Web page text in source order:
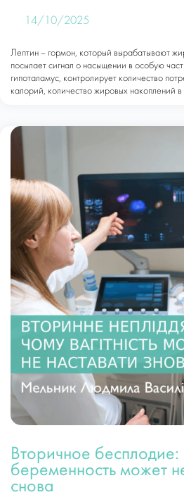
14/10/2025
Лептин – гормон, который вырабатывают
посылает сигнал о насыщении в особую
гипоталамус, контролирует количество
калорий, количество жировых накоплений в
Вторичное
беременность может
снова